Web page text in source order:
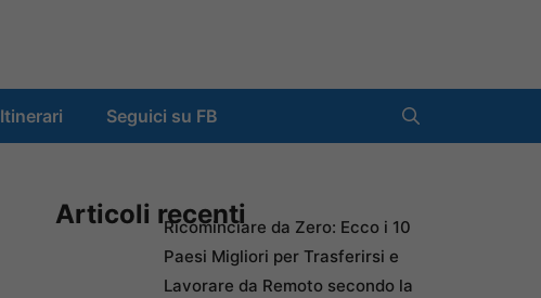
Itinerari Seguici su FB
Articoli recentiRicominciare da Zero: Ecco i 10
Paesi Migliori per Trasferirsi e
Lavorare da Remoto secondo la